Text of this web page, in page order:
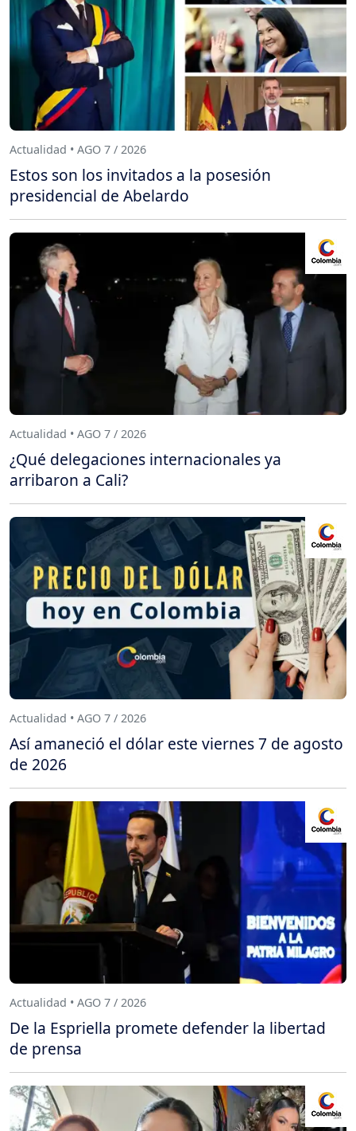
Actualidad • AGO 7 / 2026
Estos son los invitados a la posesión
presidencial de Abelardo
Actualidad • AGO 7 / 2026
¿Qué delegaciones internacionales ya
arribaron a Cali?
Actualidad • AGO 7 / 2026
Así amaneció el dólar este viernes 7 de agosto
de 2026
Actualidad • AGO 7 / 2026
De la Espriella promete defender la libertad
de prensa